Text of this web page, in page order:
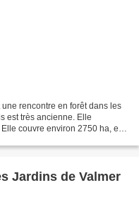
rencontre en forêt dans les
est très ancienne. Elle
couvre environ 2750 ha, et a
Jardins de Valmer